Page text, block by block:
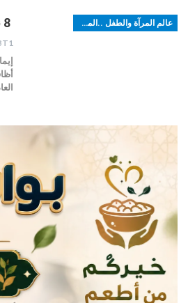
عالم المرآة والطفل ..الموضة